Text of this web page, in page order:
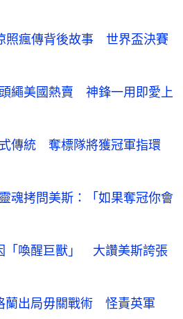
照瘋傳背後故事 世界盃決賽
繩美國熱賣 神鋒一用即愛上
傳統 奪標隊將獲冠軍指環
魂拷問美斯：「如果奪冠你會
「喚醒巨獸」 大讚美斯誇張
蘭出局毋關戰術 怪責英軍